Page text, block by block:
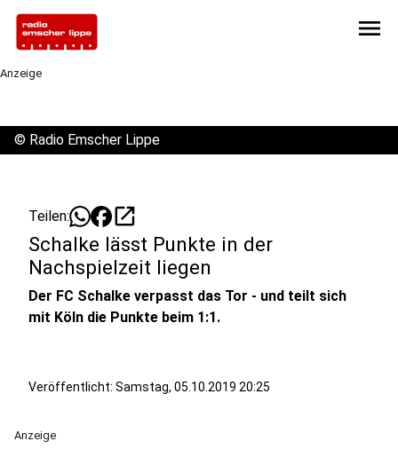
menu
Anzeige
© Radio Emscher Lippe
Teilen: open_in_new
Schalke lässt Punkte in der
Nachspielzeit liegen
Der FC Schalke verpasst das Tor - und teilt sich
mit Köln die Punkte beim 1:1.
Veröffentlicht: Samstag, 05.10.2019 20:25
Anzeige